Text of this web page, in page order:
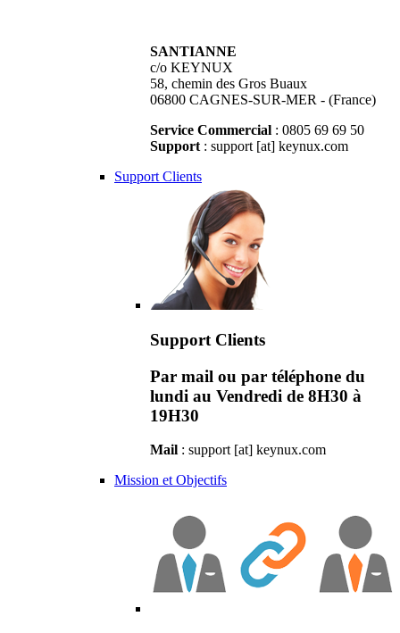
SANTIANNE
c/o KEYNUX
58, chemin des Gros Buaux
06800 CAGNES-SUR-MER - (France)
Service Commercial : 0805 69 69 50
Support : support [at] keynux.com
Support Clients
Support Clients
Par mail ou par téléphone du
lundi au Vendredi de 8H30 à
19H30
Mail : support [at] keynux.com
Mission et Objectifs